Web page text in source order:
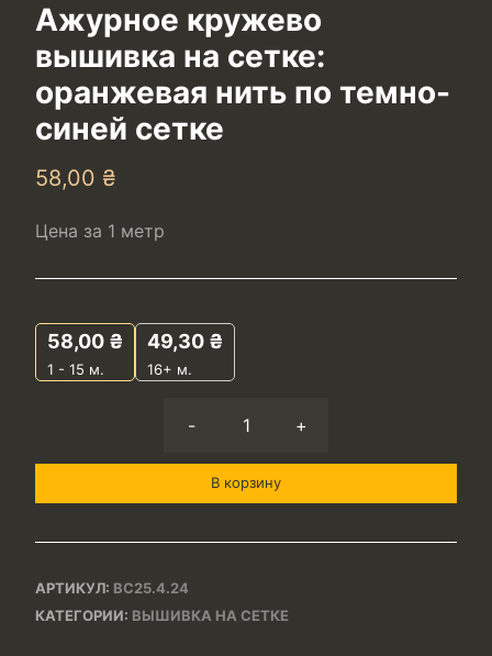
Ажурное кружево
вышивка на сетке:
оранжевая нить по темно-
синей сетке
58,00 ₴
Цена за 1 метр
58,00 ₴
1 - 15 м.
49,30 ₴
16+ м.
- +
В корзину
АРТИКУЛ: ВС25.4.24
КАТЕГОРИИ: ВЫШИВКА НА СЕТКЕ